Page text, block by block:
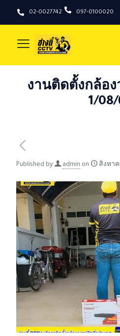
02-0027742 097-0100020
งานติดตั้งกล้อ
1/08/
Published by admin on สิงหาค